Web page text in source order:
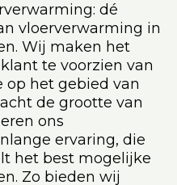
dé
vloerverwarming in
Wij maken het
te voorzien van
het gebied van
de grootte van
ons
ervaring, die
het best mogelijke
Zo bieden wij